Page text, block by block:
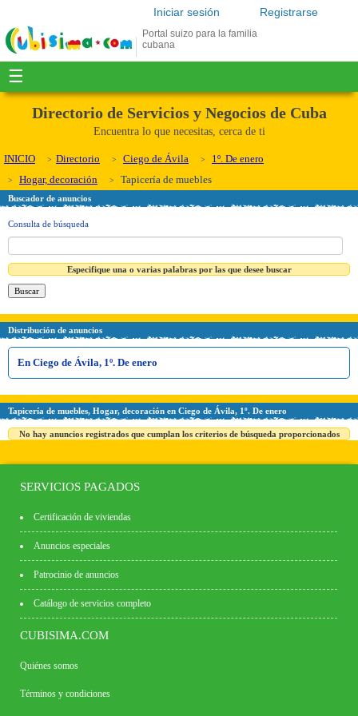
Registrarse
Iniciar sesión
Portal suizo para la familia
cubana
☰
Directorio de Servicios y Negocios de Cuba
Encuentra lo que necesitas, cerca de ti
INICIO Directorio Ciego de Ávila
1º. De enero
Hogar, decoración
Tapicería de muebles
Buscador de anuncios
Consulta de búsqueda
Especifique una o varias palabras por las que desee buscar
Distribución de anuncios
En Ciego de Ávila, 1º. De enero
Tapicería de muebles, Hogar, decoración en Ciego de Ávila, 1º. De enero
No hay anuncios registrados que cumplan los criterios de búsqueda proporcionados
SERVICIOS PAGADOS
Certificación de viviendas
Anuncios especiales
Patrocinio de anuncios
Catálogo de servicios completo
CUBISIMA.COM
Quiénes somos
Términos y condiciones